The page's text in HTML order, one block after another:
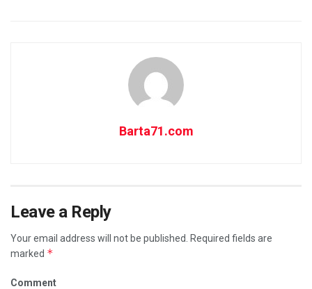
Barta71.com
Leave a Reply
Your email address will not be published. Required fields are
marked *
Comment